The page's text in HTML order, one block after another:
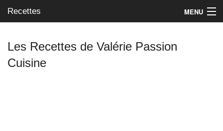
Recettes MENU
Mes blogs préférés
Les Recettes de Valérie Passion
Cuisine